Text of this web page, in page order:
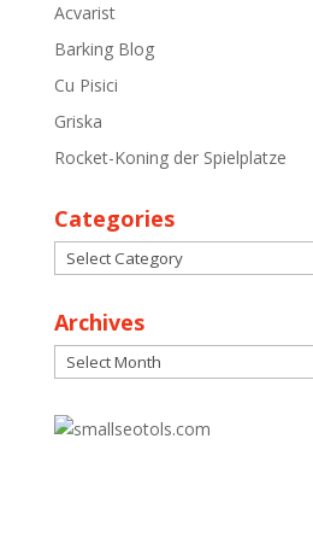
Acvarist
Barking Blog
Cu Pisici
Griska
Rocket-Koning der Spielplatze
Categories
Categories
Archives
Archives